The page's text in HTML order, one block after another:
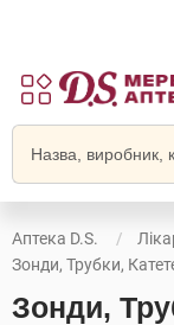
Аптека D.S.
Зонди, Трубки,
Зонди,